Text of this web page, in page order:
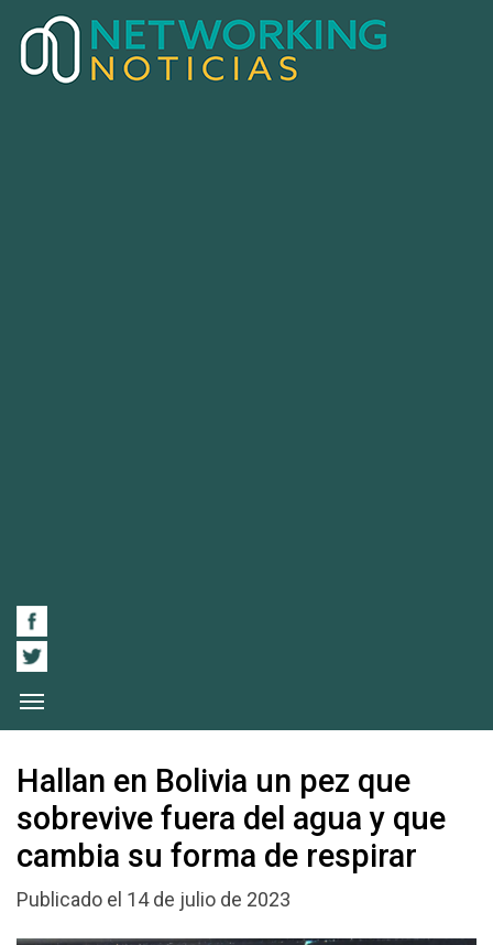
Hallan en Bolivia un pez que
sobrevive fuera del agua y que
cambia su forma de respirar
Publicado el 14 de julio de 2023